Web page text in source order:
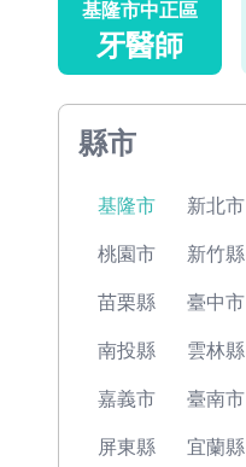
基隆市中正區
牙醫師
縣市
基隆市 新北市
桃園市 新竹縣
苗栗縣 臺中市
南投縣 雲林縣
嘉義市 臺南市
屏東縣 宜蘭縣